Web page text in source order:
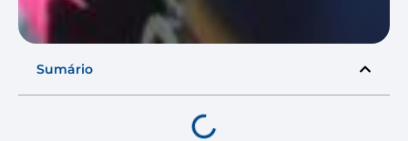
Sumário